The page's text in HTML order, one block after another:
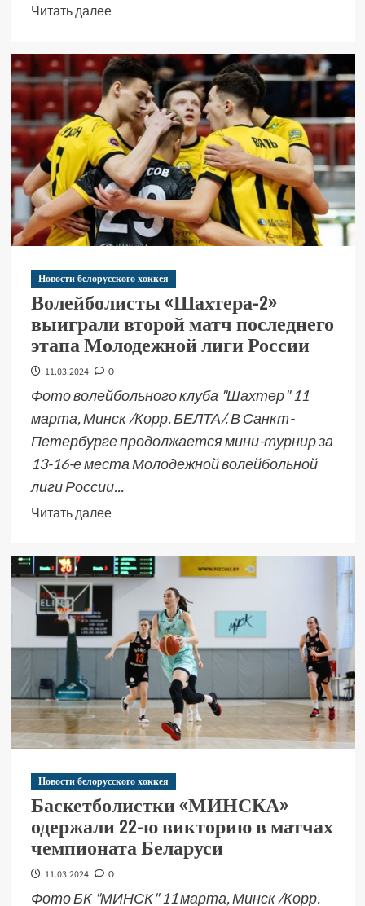
Читать далее
Новости белорусского хоккея
Волейболисты «Шахтера-2»
выиграли второй матч последнего
этапа Молодежной лиги России
11.03.2024 0
Фото волейбольного клуба "Шахтер" 11
марта, Минск /Корр. БЕЛТА/. В Санкт-
Петербурге продолжается мини-турнир за
13-16-е места Молодежной волейбольной
лиги России...
Читать далее
Новости белорусского хоккея
Баскетболистки «МИНСКА»
одержали 22-ю викторию в матчах
чемпионата Беларуси
11.03.2024 0
Фото БК "МИНСК" 11 марта, Минск /Корр.